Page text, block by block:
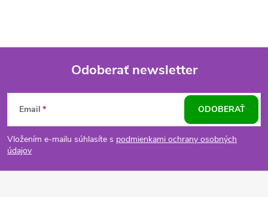
Z
á
p
Odoberať newsletter
Email
Vložením e-mailu súhlasíte s podmienkami ochrany osobných
údajov
ODOBERAŤ